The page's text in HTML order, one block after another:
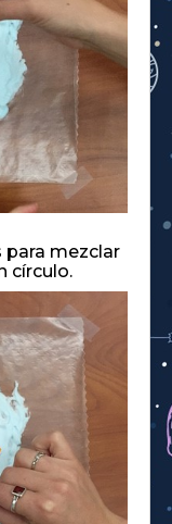
para mezclar
círculo.